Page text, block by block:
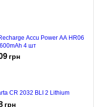
Accu Power AA HR06
4 шт
грн
CR 2032 BLI 2 Lithium
грн